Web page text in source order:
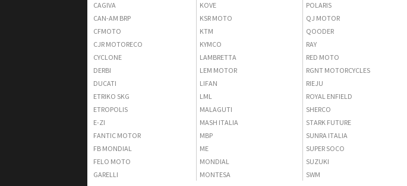
CAGIVA
CAN-AM BRP
CFMOTO
CJR MOTORECO
CYCLONE
DERBI
DUCATI
ETRIKO SKG
ETROPOLIS
E-ZI
FANTIC MOTOR
FB MONDIAL
FELO MOTO
GARELLI
KOVE
KSR MOTO
KTM
KYMCO
LAMBRETTA
LEM MOTOR
LIFAN
LML
MALAGUTI
MASH ITALIA
MBP
ME
MONDIAL
MONTESA
POLARIS
QJ MOTOR
QOODER
RAY
RED MOTO
RGNT MOTORCYCLES
RIEJU
ROYAL ENFIELD
SHERCO
STARK FUTURE
SUNRA ITALIA
SUPER SOCO
SUZUKI
SWM